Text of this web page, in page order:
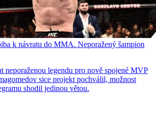
k návratu do MMA. Neporažený šampion
neporaženou legendu pro nově spojené MVP
sice projekt pochválil, možnost
shodil jedinou větou.